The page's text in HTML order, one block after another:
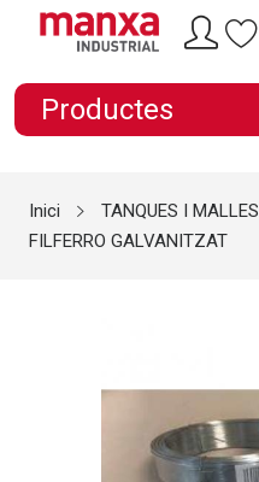
Productes
Inici TANQUES I MALLES
FILFERRO GALVANITZAT